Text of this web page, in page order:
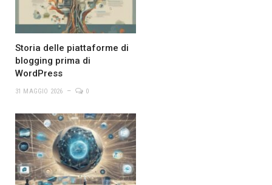
Storia delle piattaforme di
blogging prima di
WordPress
31 MAGGIO 2026 0